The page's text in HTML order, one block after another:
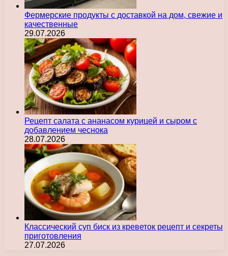
Фермерские продукты с доставкой на дом, свежие и
качественные
29.07.2026
Рецепт салата с ананасом курицей и сыром с
добавлением чеснока
28.07.2026
Классический суп биск из креветок рецепт и секреты
приготовления
27.07.2026